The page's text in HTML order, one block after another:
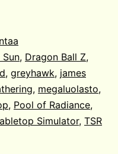
Sun, Dragon Ball Z,
, greyhawk, james
, megaluolasto,
, Pool of Radiance,
Simulator, TSR